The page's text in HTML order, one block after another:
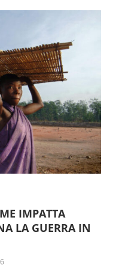
IMPATTA
LA GUERRA IN